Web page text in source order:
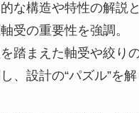
な構造や特性の解説
受の重要性を強調。
踏まえた軸受や絞り
、設計の“パズル”を